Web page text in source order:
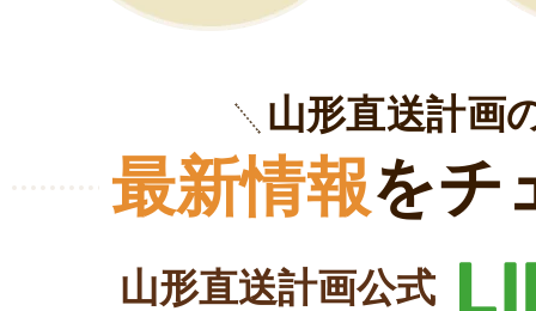
山形直送計画
最新情報をチ
山形直送計画公式